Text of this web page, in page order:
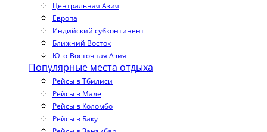
Центральная Азия
Европа
Индийский субконтинент
Ближний Восток
Юго-Восточная Азия
Популярные места отдыха
Рейсы в Тбилиси
Рейсы в Мале
Рейсы в Коломбо
Рейсы в Баку